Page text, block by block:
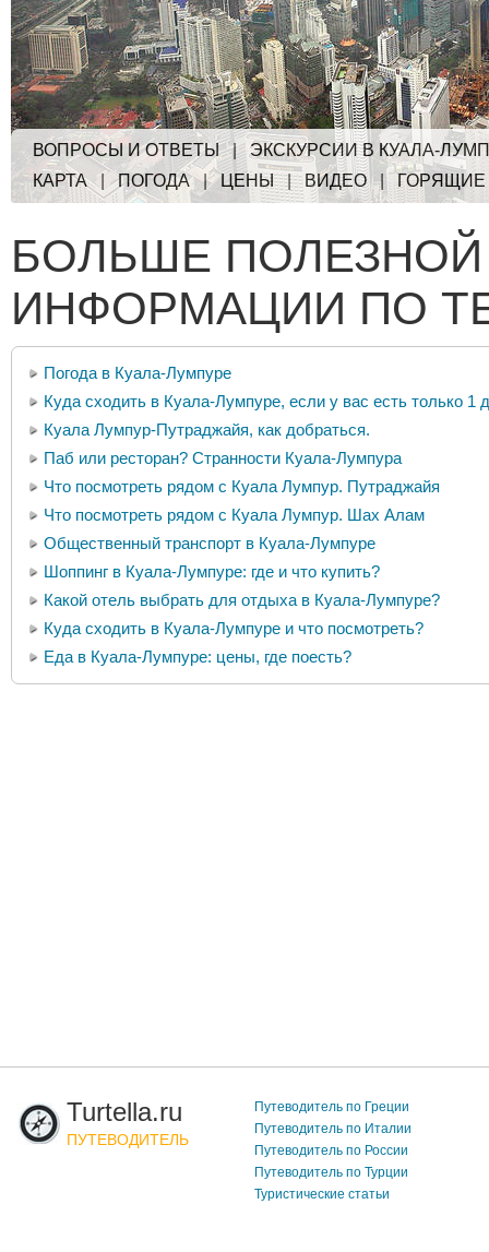
ВОПРОСЫ И ОТВЕТЫ|ЭКСКУРСИИ В КУАЛА-
КАРТА|ПОГОДА| ЦЕНЫ| ВИДЕО|ГОРЯЩИЕ
БОЛЬШЕ ПОЛЕЗНОЙ
ИНФОРМАЦИИ ПО
Погода в Куала-Лумпуре
Куда сходить в Куала-Лумпуре, если у вас есть только 1
Куала Лумпур-Путраджайя, как добраться.
Паб или ресторан? Странности Куала-Лумпура
Что посмотреть рядом с Куала Лумпур. Путраджайя
Что посмотреть рядом с Куала Лумпур. Шах Алам
Общественный транспорт в Куала-Лумпуре
Шоппинг в Куала-Лумпуре: где и что купить?
Какой отель выбрать для отдыха в Куала-Лумпуре?
Куда сходить в Куала-Лумпуре и что посмотреть?
Еда в Куала-Лумпуре: цены, где поесть?
Turtella.ru
ПУТЕВОДИТЕЛЬ
Путеводитель по Греции
Путеводитель по Италии
Путеводитель по России
Путеводитель по Турции
Туристические статьи